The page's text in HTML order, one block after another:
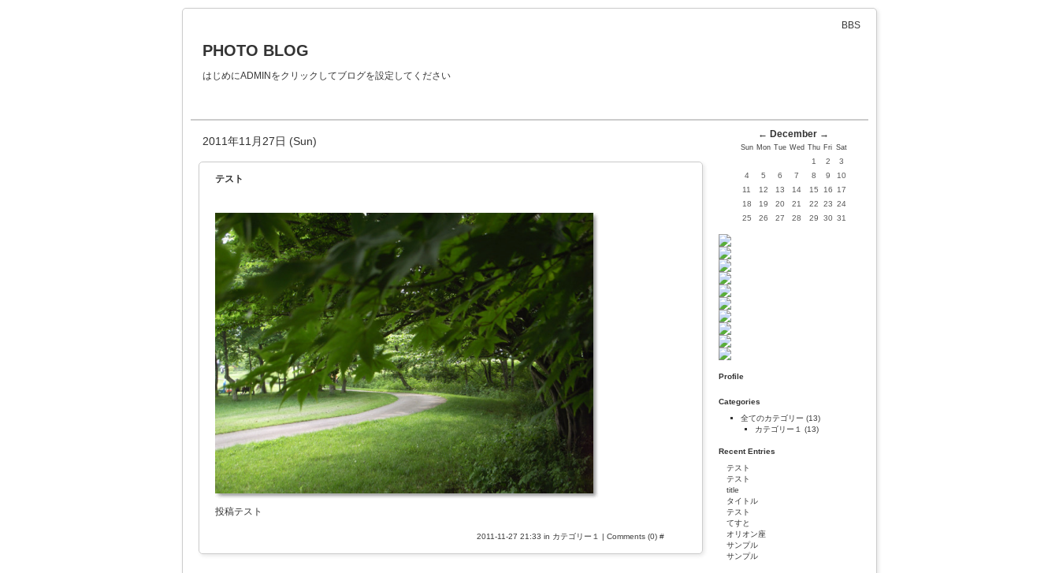
BBS
PHOTO BLOG
はじめにADMINをクリックしてブログを設定してください
2011年11月27日 (Sun)
テスト
投稿テスト
2011-11-27 21:33 in カテゴリー１ | Comments (0) #
← December →
Sun Mon Tue Wed Thu Fri Sat
1 2
3
4
5 6 7 8 9
10
11
12 13 14 15 16
17
18
19 20 21 22 23 24
25
26 27 28 29 30 31
Profile
Categories
全てのカテゴリー (13)
カテゴリー１ (13)
Recent Entries
テスト
テスト
title
タイトル
テスト
てすと
オリオン座
サンプル
サンプル